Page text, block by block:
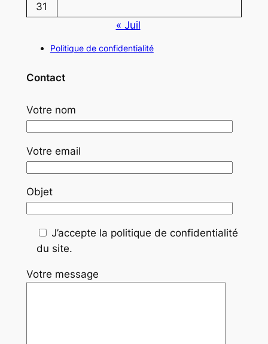
31
« Juil
Politique de confidentialité
Contact
Votre nom
Votre email
Objet
J’accepte la politique de confidentialité
du site.
Votre message